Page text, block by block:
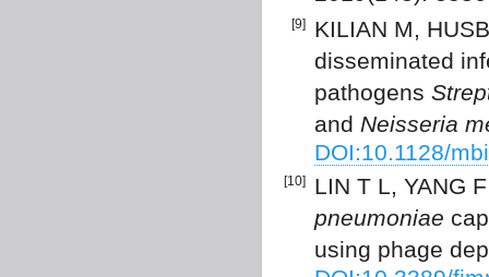
[9]
KILIAN M,
disseminated
pathogens
and Neisseria
DOI:10.1128/
[10]
LIN T L, YANG
pneumoniae
using phage